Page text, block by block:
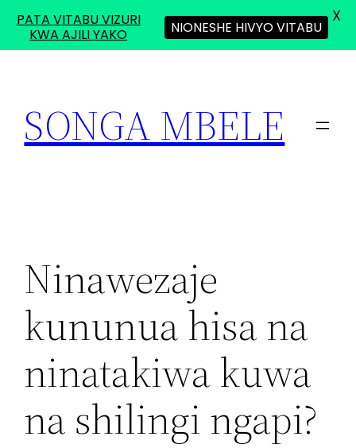
content
SONGA MBELE
Ninawezaje
kununua hisa na
ninatakiwa kuwa
na shilingi ngapi?
PATA VITABU VIZURI
KWA AJILI YAKO
NIONESHE HIVYO VITABU
X